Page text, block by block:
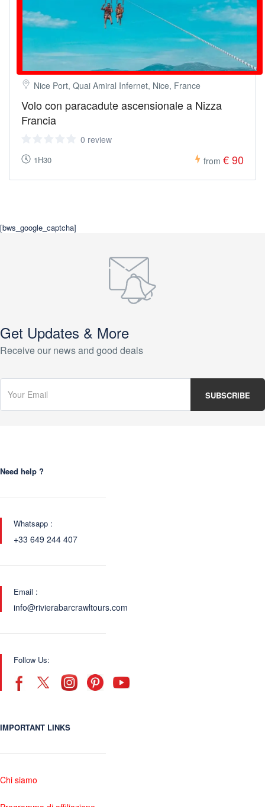
Nice Port, Quai Amiral Infernet, Nice, France
Volo con paracadute ascensionale a Nizza
Francia
0 review
1H30 from € 90
[bws_google_captcha]
Get Updates & More
Receive our news and good deals
Need help ?
Whatsapp :
+33 649 244 407
Email :
info@rivierabarcrawltours.com
Follow Us:
IMPORTANT LINKS
Chi siamo